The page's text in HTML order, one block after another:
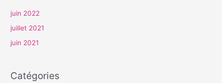
juin 2022
juillet 2021
juin 2021
Catégories